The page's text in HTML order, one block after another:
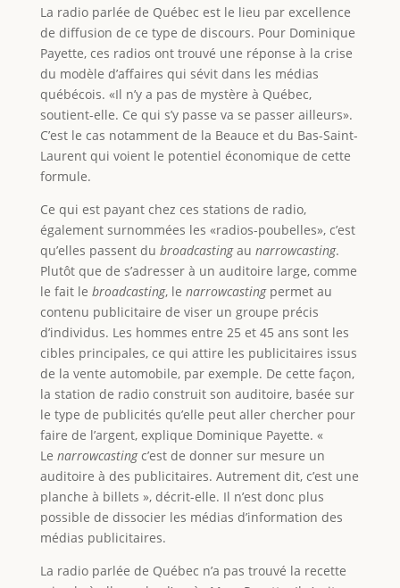
La radio parlée de Québec est le lieu par excellence
de diffusion de ce type de discours. Pour Dominique
Payette, ces radios ont trouvé une réponse à la crise
du modèle d’affaires qui sévit dans les médias
québécois. «Il n’y a pas de mystère à Québec,
soutient-elle. Ce qui s’y passe va se passer ailleurs».
C’est le cas notamment de la Beauce et du Bas-Saint-
Laurent qui voient le potentiel économique de cette
formule.
Ce qui est payant chez ces stations de radio,
également surnommées les «radios-poubelles», c’est
qu’elles passent du broadcastingau narrowcasting.
Plutôt que de s’adresser à un auditoire large, comme
le fait le broadcasting, le narrowcastingpermet au
contenu publicitaire de viser un groupe précis
d’individus. Les hommes entre 25 et 45 ans sont les
cibles principales, ce qui attire les publicitaires issus
de la vente automobile, par exemple. De cette façon,
la station de radio construit son auditoire, basée sur
le type de publicités qu’elle peut aller chercher pour
faire de l’argent, explique Dominique Payette. «
Le narrowcastingc’est de donner sur mesure un
auditoire à des publicitaires. Autrement dit, c’est une
planche à billets », décrit-elle. Il n’est donc plus
possible de dissocier les médias d’information des
médias publicitaires.
La radio parlée de Québec n’a pas trouvé la recette